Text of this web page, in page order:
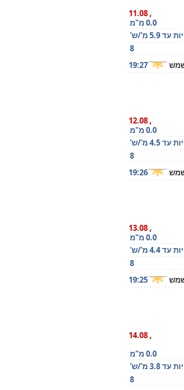
, 11.08
0.0 מ"מ
5.9 מ'/ש'
8
19:27
, 12.08
0.0 מ"מ
4.5 מ'/ש'
8
19:26
, 13.08
0.0 מ"מ
4.4 מ'/ש'
8
19:25
, 14.08
0.0 מ"מ
3.8 מ'/ש'
8